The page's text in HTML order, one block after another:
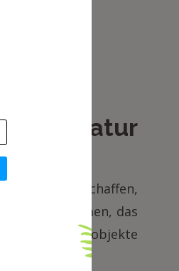
Natur
Wänden zu schaffen,
das
Dekorationsobjekte